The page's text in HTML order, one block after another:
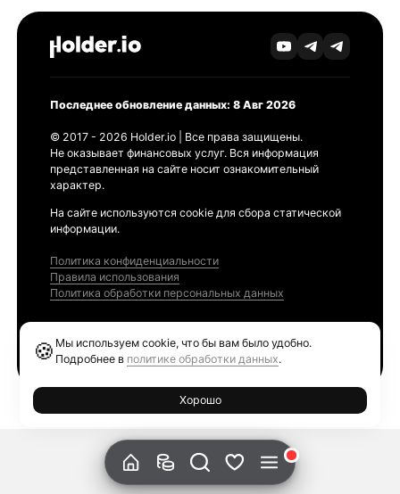
Последнее обновление данных: 8 Авг 2026
© 2017 - 2026 Holder.io | Все права защищены.
Не оказывает финансовых услуг. Вся информация
представленная на сайте носит ознакомительный
характер.
На сайте используются cookie для сбора статической
информации.
Политика конфиденциальности
Правила использования
Политика обработки персональных данных
🍪 Мы используем cookie, что бы вам было удобно.
Подробнее в политике обработки данных.
Хорошо
Ethereum GAS Tracker